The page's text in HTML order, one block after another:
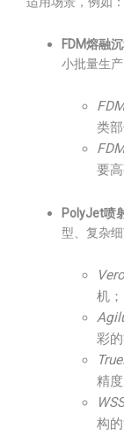
FDM熔融
小批量生产
类部
要
PolyJet喷
型、复杂
机；
彩
精度
构的